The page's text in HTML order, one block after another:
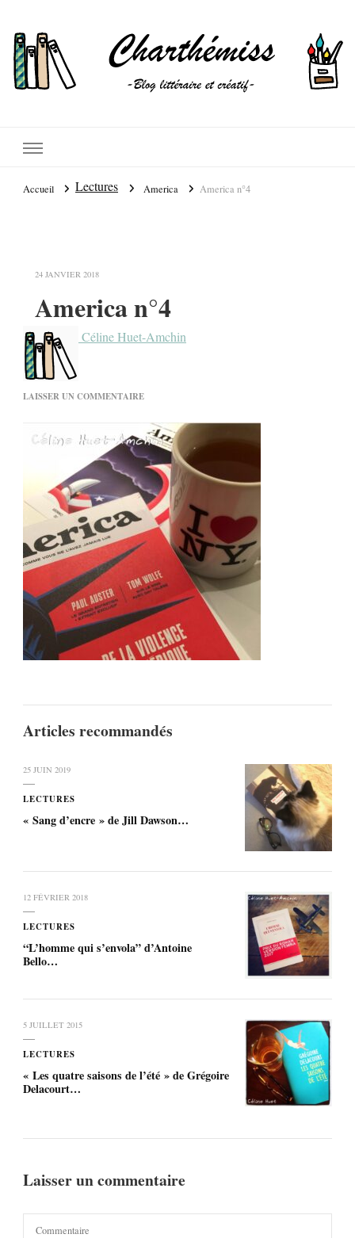
Accueil Lectures America America n°4
24 JANVIER 2018
America n°4
Céline Huet-Amchin
LAISSER UN COMMENTAIRESUR
N°4
Articles recommandés
25 JUIN 2019
LECTURES
« Sang d’encre » de Jill Dawson…
12 FÉVRIER 2018
LECTURES
“L’homme qui s’envola” d’Antoine
Bello…
5 JUILLET 2015
LECTURES
« Les quatre saisons de l’été » de Grégoire
Delacourt…
Laisser un commentaire